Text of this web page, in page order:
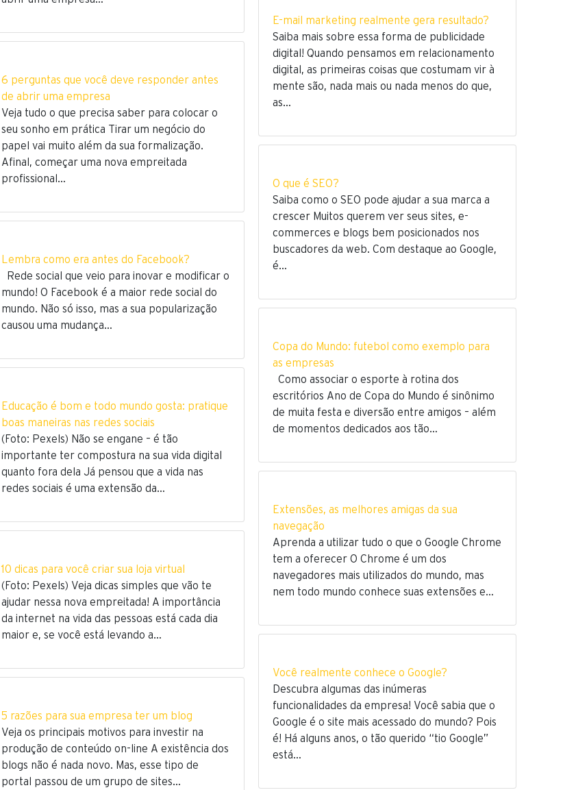
6 perguntas que você deve responder antes
de abrir uma empresa
Veja tudo o que precisa saber para colocar o
seu sonho em prática Tirar um negócio do
papel vai muito além da sua formalização.
Afinal, começar uma nova empreitada
profissional…
Lembra como era antes do Facebook?
Rede social que veio para inovar e modificar o
mundo! O Facebook é a maior rede social do
mundo. Não só isso, mas a sua popularização
causou uma mudança…
Educação é bom e todo mundo gosta: pratique
boas maneiras nas redes sociais
(Foto: Pexels) Não se engane – é tão
importante ter compostura na sua vida digital
quanto fora dela Já pensou que a vida nas
redes sociais é uma extensão da…
10 dicas para você criar sua loja virtual
(Foto: Pexels) Veja dicas simples que vão te
ajudar nessa nova empreitada! A importância
da internet na vida das pessoas está cada dia
maior e, se você está levando a…
5 razões para sua empresa ter um blog
Veja os principais motivos para investir na
produção de conteúdo on-line A existência dos
blogs não é nada novo. Mas, esse tipo de
portal passou de um grupo de sites…
E-mail marketing realmente gera resultado?
Saiba mais sobre essa forma de publicidade
digital! Quando pensamos em relacionamento
digital, as primeiras coisas que costumam vir à
mente são, nada mais ou nada menos do que,
as…
O que é SEO?
Saiba como o SEO pode ajudar a sua marca a
crescer Muitos querem ver seus sites, e-
commerces e blogs bem posicionados nos
buscadores da web. Com destaque ao Google,
é…
Copa do Mundo: futebol como exemplo para
as empresas
Como associar o esporte à rotina dos
escritórios Ano de Copa do Mundo é sinônimo
de muita festa e diversão entre amigos – além
de momentos dedicados aos tão…
Extensões, as melhores amigas da sua
navegação
Aprenda a utilizar tudo o que o Google Chrome
tem a oferecer O Chrome é um dos
navegadores mais utilizados do mundo, mas
nem todo mundo conhece suas extensões e…
Você realmente conhece o Google?
Descubra algumas das inúmeras
funcionalidades da empresa! Você sabia que o
Google é o site mais acessado do mundo? Pois
é! Há alguns anos, o tão querido “tio Google”
está…